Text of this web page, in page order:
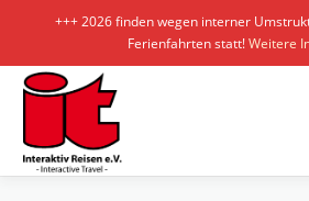
+++ 2026 finden wegen interner
Ferienfahrten statt!Weitere
Zum
Inhalt